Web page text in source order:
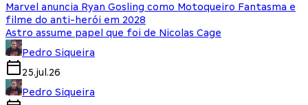
Marvel anuncia Ryan Gosling como Motoqueiro Fantasma e
filme do anti-herói em 2028
Astro assume papel que foi de Nicolas Cage
Pedro Siqueira
25.jul.26
Pedro Siqueira